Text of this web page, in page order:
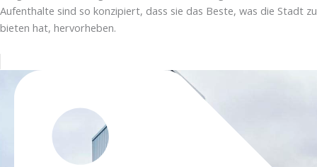
Aufenthalte sind so konzipiert, dass sie das Beste, was die Stadt zu
bieten hat, hervorheben.